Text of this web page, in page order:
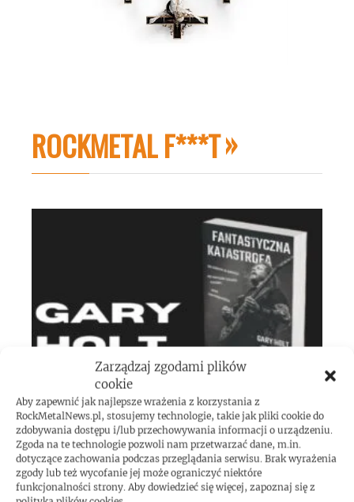
Zarządzaj zgodami plików
cookie
Aby zapewnić jak najlepsze wrażenia z korzystania z
RockMetalNews.pl, stosujemy technologie, takie jak pliki cookie do
zdobywania dostępu i/lub przechowywania informacji o urządzeniu.
Zgoda na te technologie pozwoli nam przetwarzać dane, m.in.
dotyczące zachowania podczas przeglądania serwisu. Brak wyrażenia
zgody lub też wycofanie jej może ograniczyć niektóre
funkcjonalności strony. Aby dowiedzieć się więcej, zapoznaj się z
ROCKMETAL F***T
Gary Holt: biografia gitarzysty dostępna w
Polsce!